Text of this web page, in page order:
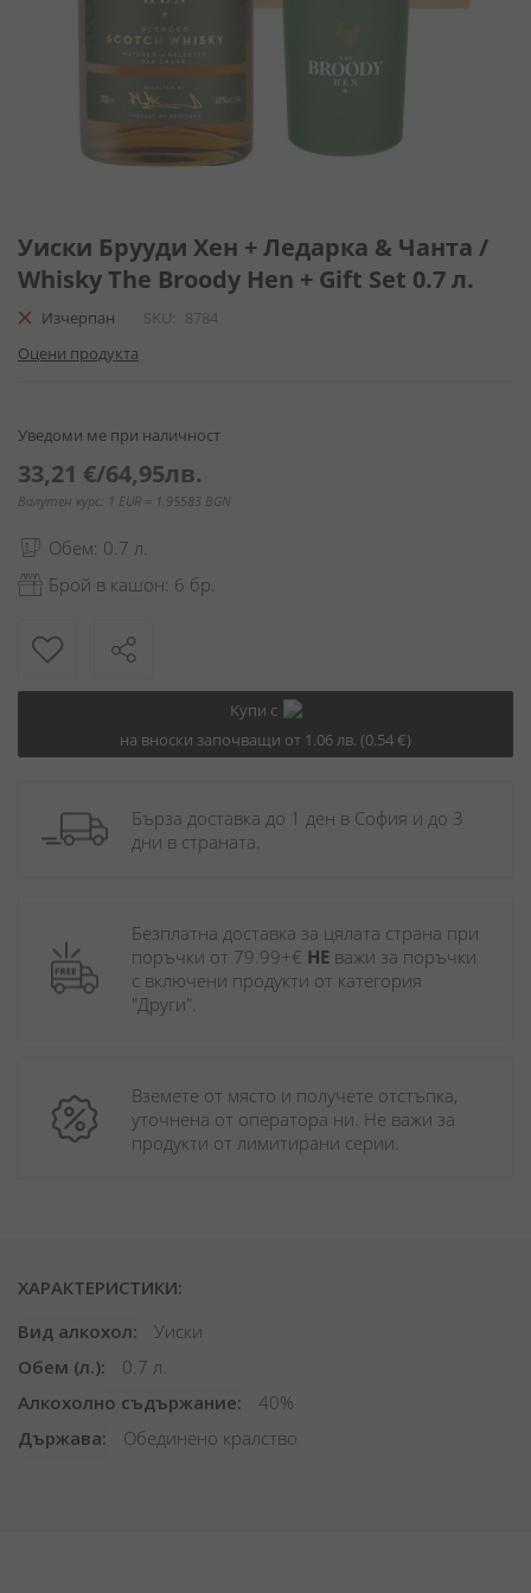
към
началото
на
галерия
снимки
Уиски Брууди Хен + Ледарка & Чанта /
Whisky The Broody Hen + Gift Set 0.7 л.
Изчерпан SKU
8784
Оцени продукта
Уведоми ме при наличност
33,21 €/64,95лв.
Валутен курс: 1 EUR = 1.95583 BGN
Обем: 0.7 л.
Брой в кашон: 6 бр.
Купи с
на вноски започващи от 1.06 лв. (0.54 €)
Бърза доставка до 1 ден в София и до 3
дни в страната.
Безплатна доставка за цялата страна при
поръчки от 79.99+€ НЕ важи за поръчки
с включени продукти от категория
"Други".
Вземете от място и получете отстъпка,
уточнена от оператора ни. Не важи за
продукти от лимитирани серии.
ХАРАКТЕРИСТИКИ:
Вид алкохол
Уиски
Обем (л.)
0.7 л.
Алкохолно съдържание
40%
Държава
Обединено кралство